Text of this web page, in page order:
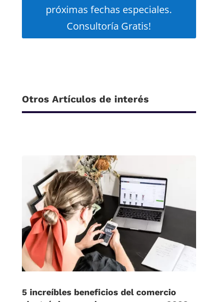
próximas fechas especiales.
Consultoría Gratis!
Otros Artículos de interés
5 increíbles beneficios del comercio